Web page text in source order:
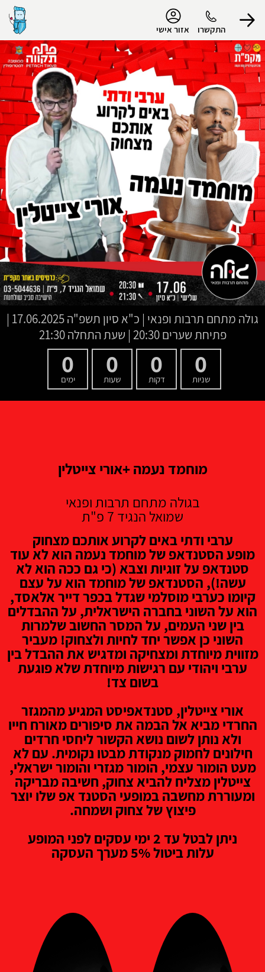
התקשרו אזור אישי
הפרופיל שלי
התנתק
גולה מתחם תרבות ופנאי | כ"א סיון תשפ"ה
17.06.2025 |
פתיחת שערים 20:30 | שעת התחלה 21:30
0
שניות
0
דקות
0
שעות
0
ימים
מוחמד נעמה +אורי צייטלין
בגולה מתחם תרבות ופנאי
שמואל הנגיד 7 פ"ת
ערבי ודתי באים לקרוע אותכם מצחוק
מופע הסטנדאפ של מוחמד נעמה הוא לא עוד
סטנדאפ על זוגיות וצבא (כי גם ככה הוא לא
עשה!), הסטנדאפ של מוחמד הוא על עצם
קיומו כערבי מוסלמי שגדל בכפר דייר אלאסד,
הוא על השוני בחברה הישראלית, על ההבדלים
בין שני העמים, על המסר החשוב שלמרות
השוני כן אפשר יחד לחיות ולצחוק! מעביר
מזווית מיוחדת ומצחיקה ומדגיש את ההבדל בין
ערבי ויהודי עם רגישות מיוחדת שלא פוגעת
בשום צד!
אורי צייטלין, סטנדאפיסט המגיע מהמגזר
החרדי מביא אל הבמה את סיפורים מאורח חייו
ולא נותן לשום נושא הקשור ליחסי חרדים
חילונים לחמוק מנקודת מבטו נקומית. עם לא
מעט הומור עצמי, הומור מגזרי והומור ישראלי,
צייטלין מצליח להביא צחוק, חשיבה מבריקה
ומעוררת מחשבה במופעי הסטנד אפ שלו יוצר
פיצוץ של צחוק ושמחה.
ניתן לבטל עד 2 ימי עסקים לפני המופע
עלות ביטול 5% מערך העסקה